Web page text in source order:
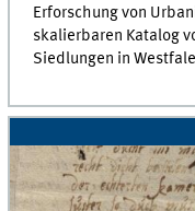
Erforschung von
skalierbaren Katalog
Siedlungen in